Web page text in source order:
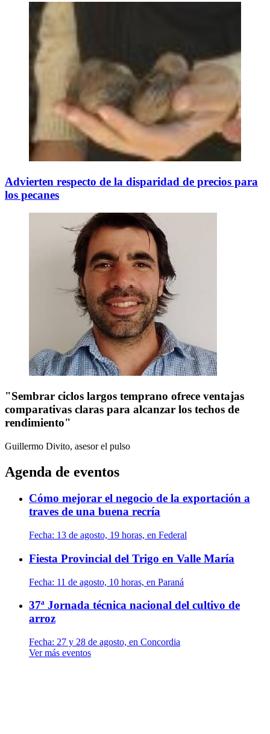
Advierten respecto de la disparidad de precios para
los pecanes
"Sembrar ciclos largos temprano ofrece ventajas
comparativas claras para alcanzar los techos de
rendimiento"
Guillermo Divito, asesor el pulso
Agenda de eventos
Cómo mejorar el negocio de la exportación a
traves de una buena recría
Fecha: 13 de agosto, 19 horas, en Federal
Fiesta Provincial del Trigo en Valle María
Fecha: 11 de agosto, 10 horas, en Paraná
37ª Jornada técnica nacional del cultivo de
arroz
Fecha: 27 y 28 de agosto, en Concordia
Ver más eventos